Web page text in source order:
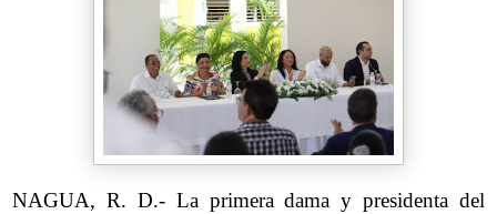
NAGUA, R. D.- La primera dama y presidenta del